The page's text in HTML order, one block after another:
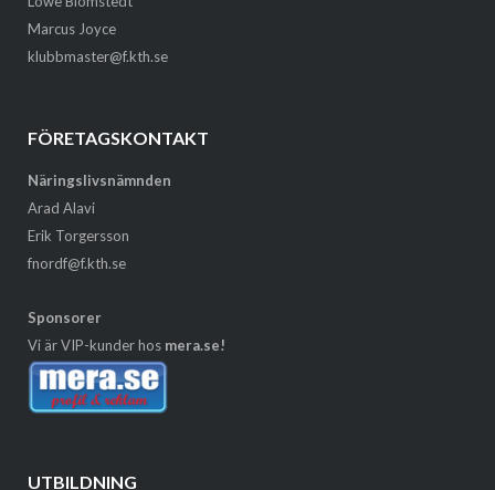
Marcus Joyce
klubbmaster@f.kth.se
FÖRETAGSKONTAKT
Näringslivsnämnden
Arad Alavi
Erik Torgersson
fnordf@f.kth.se
Sponsorer
Vi är VIP-kunder hos mera.se!
UTBILDNING